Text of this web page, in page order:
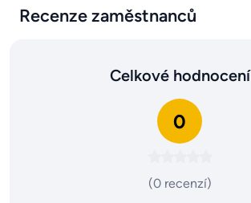
Recenze zaměstnanců
Celkové hodnocení
0
(0 recenzí)